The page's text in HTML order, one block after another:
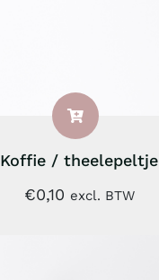
Koffie / theelepeltje
€0,10 excl. BTW